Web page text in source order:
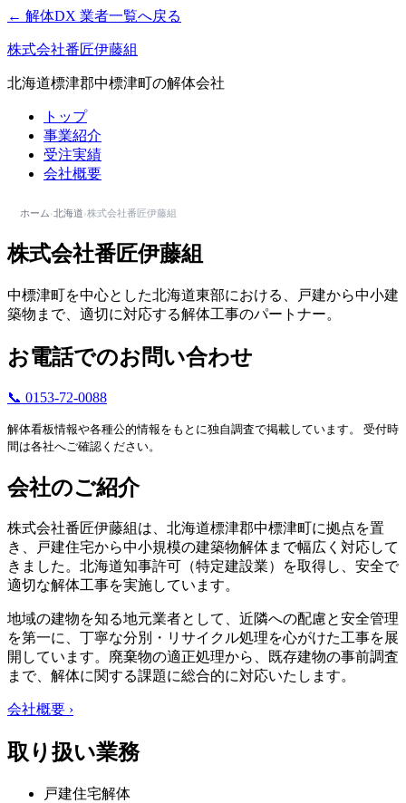
← 解体DX 業者一覧へ戻る
株式会社番匠伊藤組
北海道標津郡中標津町の解体会社
トップ
事業紹介
受注実績
会社概要
ホーム›北海道›株式会社番匠伊藤組
株式会社番匠伊藤組
中標津町を中心とした北海道東部における、戸建から中小建
築物まで、適切に対応する解体工事のパートナー。
お電話でのお問い合わせ
📞 0153-72-0088
解体看板情報や各種公的情報をもとに独自調査で掲載しています。 受付時
間は各社へご確認ください。
会社のご紹介
株式会社番匠伊藤組は、北海道標津郡中標津町に拠点を置
き、戸建住宅から中小規模の建築物解体まで幅広く対応して
きました。北海道知事許可（特定建設業）を取得し、安全で
適切な解体工事を実施しています。
地域の建物を知る地元業者として、近隣への配慮と安全管理
を第一に、丁寧な分別・リサイクル処理を心がけた工事を展
開しています。廃棄物の適正処理から、既存建物の事前調査
まで、解体に関する課題に総合的に対応いたします。
会社概要 ›
取り扱い業務
戸建住宅解体